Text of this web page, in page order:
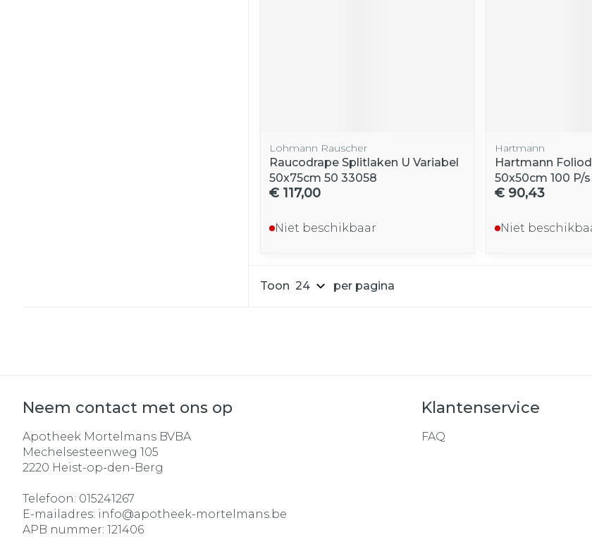
Lohmann Rauscher
Raucodrape Splitlaken U Variabel
50x75cm 50 33058
€ 117,00
Niet beschikbaar
Hartmann
Hartmann
50x50cm 100 P/s
€ 90,43
Niet
Toon per pagina
Neem contact met ons op
Apotheek Mortelmans BVBA
Mechelsesteenweg 105
2220 Heist-op-den-Berg
Telefoon: 015241267
E-mailadres: info@apotheek-mortelmans.be
APB nummer: 121406
Klantenservice
FAQ